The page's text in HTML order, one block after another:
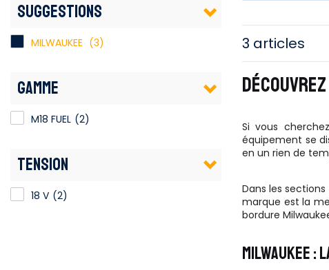
SUGGESTIONS
MILWAUKEE (3)
GAMME
M18 FUEL (2)
TENSION
18 V (2)
3 articles
Si vous
équipement se
en un rien de
Dans les
marque est la
bordure
MILWAUKEE :